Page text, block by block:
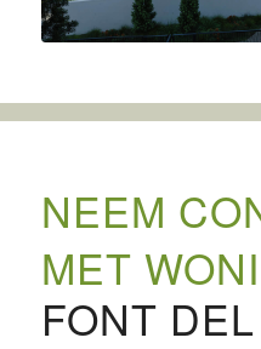
NEEM
MET
FONT